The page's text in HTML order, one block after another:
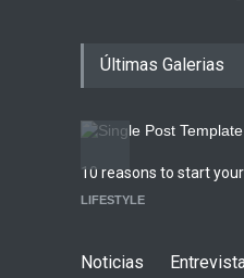
en
News
Últimas Galerias
10 reasons to start
LIFESTYLE
Noticias